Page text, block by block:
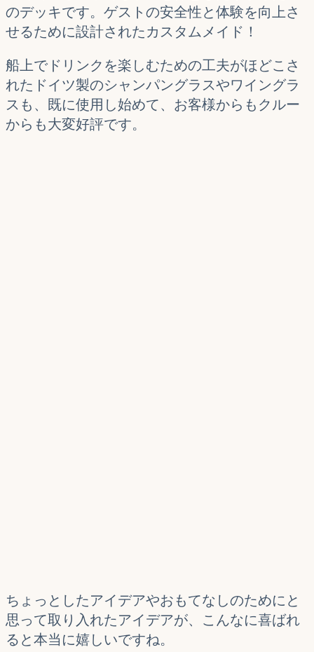
のデッキです。ゲストの安全性と体験を向上さ
せるために設計されたカスタムメイド！
船上でドリンクを楽しむための工夫がほどこさ
れたドイツ製のシャンパングラスやワイングラ
スも、既に使用し始めて、お客様からもクルー
からも大変好評です。
ちょっとしたアイデアやおもてなしのためにと
思って取り入れたアイデアが、こんなに喜ばれ
ると本当に嬉しいですね。